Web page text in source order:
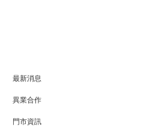
最新消息
異業合作
門市資訊